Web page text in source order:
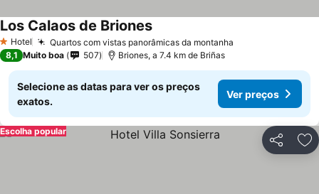
1 Estrelas
Hotel Quartos com vistas panorâmicas da montanha
Los Calaos de Briones
8,1 Muito boa 507 Briones, a 7.4 km de Briñas
Selecione as datas para ver os preços
exatos.
Ver preços
Partilhar
Escolha popular